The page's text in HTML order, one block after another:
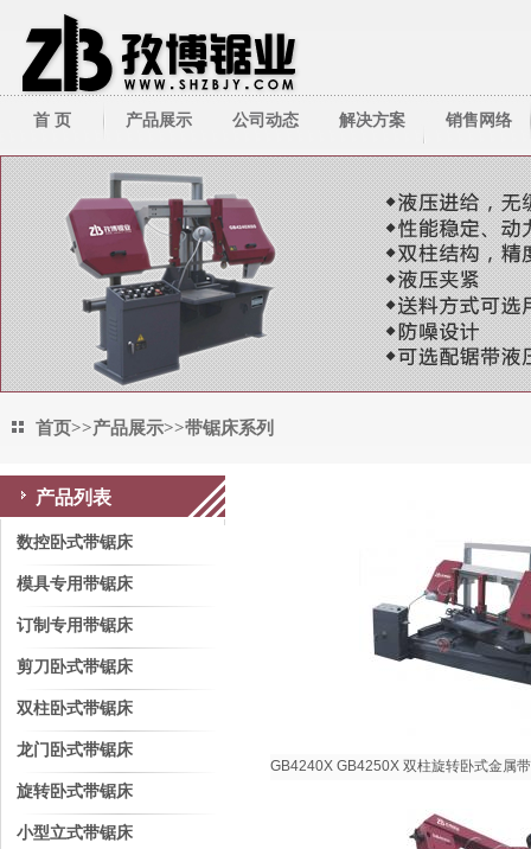
首 页 产品展示
带锯床系列
带锯条系列
圆锯机/切管机
其它周边产品
公司动态
公司新闻
行业新闻
解决方案
技术资料
销售网络
首页>>产品展示>>带锯床系列
产品列表
数控卧式带锯床
模具专用带锯床
订制专用带锯床
剪刀卧式带锯床
双柱卧式带锯床
龙门卧式带锯床
旋转卧式带锯床
小型立式带锯床
GB4240X GB4250X 双柱旋转卧式金属